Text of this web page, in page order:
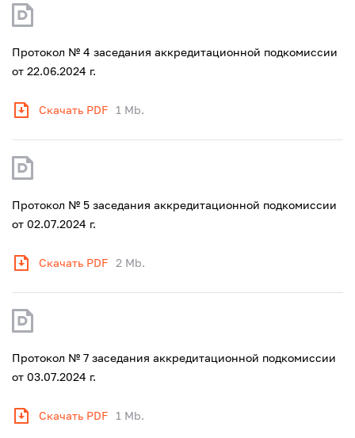
Протокол № 4 заседания аккредитационной подкомиссии
от 22.06.2024 г.
Скачать PDF 1 Mb.
Протокол № 5 заседания аккредитационной подкомиссии
от 02.07.2024 г.
Скачать PDF 2 Mb.
Протокол № 7 заседания аккредитационной подкомиссии
от 03.07.2024 г.
Скачать PDF 1 Mb.